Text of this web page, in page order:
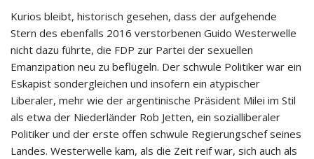
Kurios bleibt, historisch gesehen, dass der aufgehende
Stern des ebenfalls 2016 verstorbenen Guido Westerwelle
nicht dazu führte, die FDP zur Partei der sexuellen
Emanzipation neu zu beflügeln. Der schwule Politiker war ein
Eskapist sondergleichen und insofern ein atypischer
Liberaler, mehr wie der argentinische Präsident Milei im Stil
als etwa der Niederländer Rob Jetten, ein sozialliberaler
Politiker und der erste offen schwule Regierungschef seines
Landes. Westerwelle kam, als die Zeit reif war, sich auch als